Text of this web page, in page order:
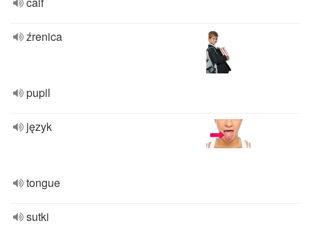
źrenica
pupil
język
tongue
sutki